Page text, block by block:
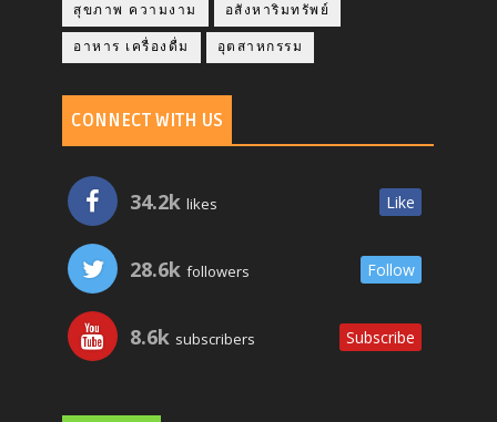
สุขภาพ ความงาม อสังหาริมทรัพย์
อาหาร เครื่องดื่ม อุตสาหกรรม
CONNECT WITH US
34.2k likes Like
28.6k followers Follow
8.6k subscribers Subscribe